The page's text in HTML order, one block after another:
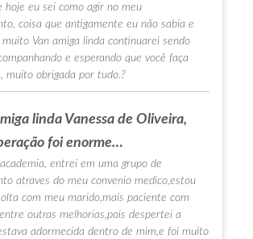
hoje eu sei como agir no meu
coisa que antigamente eu não sabia e
muito Van amiga linda continuarei sendo
e esperando que você faça
muito obrigada por tudo.?
linda Vanessa de Oliveira,
foi enorme…
entrei em uma grupo de
atraves do meu convenio medico,estou
com meu marido,mais paciente com
outras melhorias,pois despertei a
adormecida dentro de mim,e foi muito